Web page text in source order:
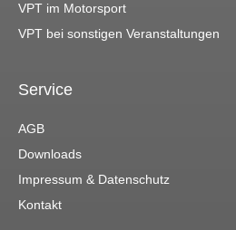
VPT im Motorsport
VPT bei sonstigen Veranstaltungen
Service
AGB
Downloads
Impressum & Datenschutz
Kontakt